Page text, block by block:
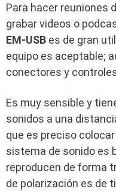
Para hacer reuniones
grabar videos o
EM-USB es de gran
equipo es aceptable;
conectores y
Es muy sensible y
sonidos a una
que es preciso
sistema de sonido es
reproducen de forma
de polarización es de